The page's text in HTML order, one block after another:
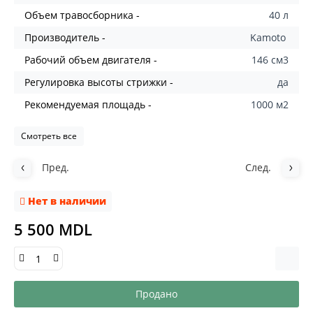
Объем травосборника -
40 л
Производитель -
Kamoto
Рабочий объем двигателя -
146 см3
Регулировка высоты стрижки -
да
Рекомендуемая площадь -
1000 м2
Смотреть все
Пред. След.
Нет в наличии
5 500 MDL
Продано